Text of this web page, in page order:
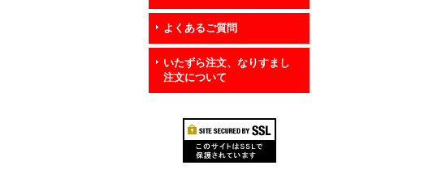
よくあるご質問
いたずら注文、なりすまし
注文について